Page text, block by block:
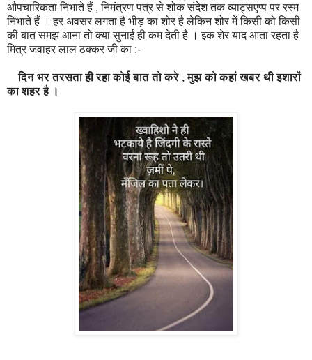
औपचारिकता निभाते हैं , निमंत्रण पत्र से शोक संदेश तक व्याट्सएप्प पर रस्म
निभाते हैं । हर अवसर लगता है भीड़ का शोर है लेकिन शोर में किसी को किसी
की बात समझ आना तो क्या सुनाई ही कम देती है । इक शेर याद आता रहता है
मित्र जवाहर लाल ठक्कर जी का :-
दिन भर तरसता ही रहा कोई बात तो करे , मुझ को कहां खबर थी इशारों
का शहर है ।